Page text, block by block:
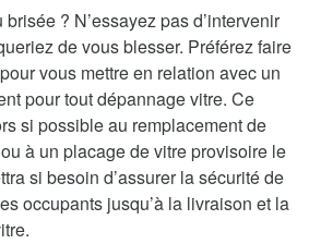
? N’essayez pas d’intervenir
de vous blesser. Préférez faire
vous mettre en relation avec un
pour tout dépannage vitre. Ce
si possible au remplacement de
à un placage de vitre provisoire le
si besoin d’assurer la sécurité de
occupants jusqu’à la livraison et la